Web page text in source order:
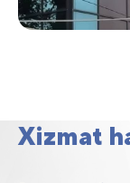
Xizmat